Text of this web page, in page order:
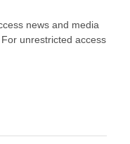
news and media
unrestricted access